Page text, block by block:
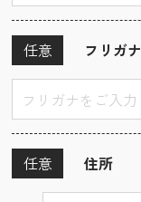
フリガナ
任意
住所
任意